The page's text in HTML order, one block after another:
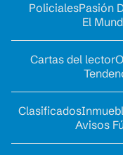
PolicialesPasión
El
Cartas del lector
Clasificados
Avisos